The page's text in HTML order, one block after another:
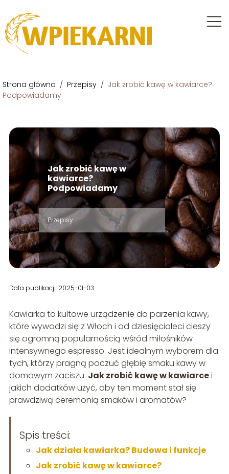
Strona główna / Przepisy / Jak zrobić kawę w kawiarce?
Podpowiadamy
Jak zrobić kawę w
kawiarce?
Podpowiadamy
Przepisy
Data publikacji: 2025-01-03
Kawiarka to kultowe urządzenie do parzenia kawy,
które wywodzi się z Włoch i od dziesięcioleci cieszy
się ogromną popularnością wśród miłośników
intensywnego espresso. Jest idealnym wyborem dla
tych, którzy pragną poczuć głębię smaku kawy w
domowym zaciszu. Jak zrobić kawę w kawiarcei
jakich dodatków użyć, aby ten moment stał się
prawdziwą ceremonią smaków i aromatów?
Spis treści:
Jak działa kawiarka? Budowa i funkcje
Jak zrobić kawę w kawiarce?